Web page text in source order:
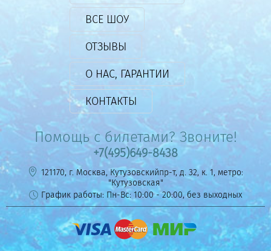
ВСЕ ШОУ
ОТЗЫВЫ
О НАС, ГАРАНТИИ
КОНТАКТЫ
Помощь с билетами? Звоните!
+7(495)649-8438
121170, г. Москва, Кутузовскийпр-т, д. 32, к. 1, метро:
"Кутузовская"
График работы: Пн-Вс: 10:00 - 20:00, без выходных